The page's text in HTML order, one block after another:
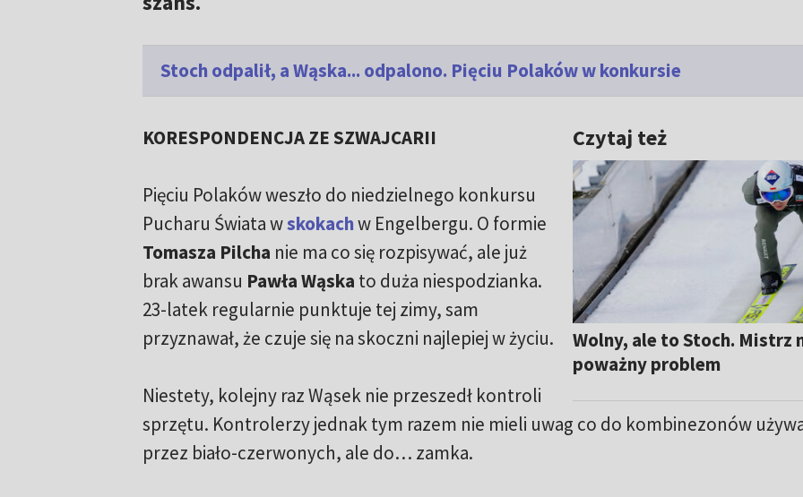
Stoch odpalił, a Wąska... odpalono. Pięciu Polaków w konkursie
Czytaj też
Wolny, ale to Stoch. Mistrz
poważny problem
KORESPONDENCJA ZE SZWAJCARII
Pięciu Polaków weszło do niedzielnego konkursu
Pucharu Świata wskokachw Engelbergu. O formie
Tomasza Pilcha nie ma co się rozpisywać, ale już
brak awansu Pawła Wąska to duża niespodzianka.
23-latek regularnie punktuje tej zimy, sam
przyznawał, że czuje się na skoczni najlepiej w życiu.
Niestety, kolejny raz Wąsek nie przeszedł kontroli
sprzętu. Kontrolerzy jednak tym razem nie mieli uwag co do kombinezonów
przez biało-czerwonych, ale do… zamka.